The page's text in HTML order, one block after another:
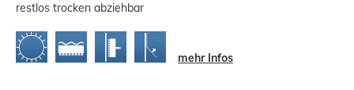
restlos trocken abziehbar
mehr Infos